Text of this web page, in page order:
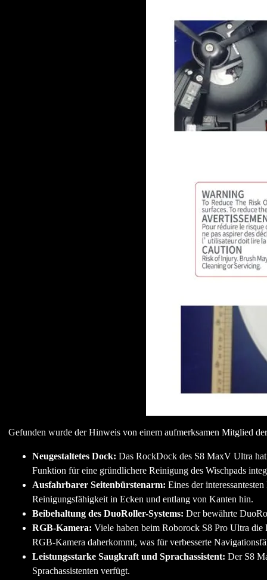
Gefunden wurde der Hinweis von einem aufmerksamen Mitglied
Neugestaltetes Dock: Das RockDock des S8 MaxV Ultra
Funktion für eine gründlichere Reinigung des Wischpads
Ausfahrbarer Seitenbürstenarm: Eines der
Reinigungsfähigkeit in Ecken und entlang von Kanten hin.
Beibehaltung des DuoRoller-Systems: Der bewährte
RGB-Kamera: Viele haben beim Roborock S8 Pro Ultra
RGB-Kamera daherkommt, was für verbesserte
Leistungsstarke Saugkraft und Sprachassistent: Der S8
Sprachassistenten verfügt.